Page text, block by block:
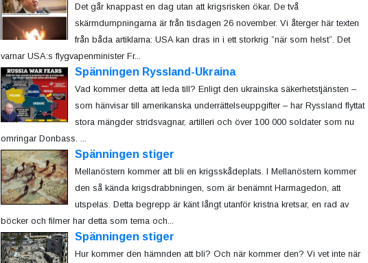
Det går knappast en dag utan att krigsrisken ökar. De två
skärmdumpningarna är från tisdagen 26 november. Vi återger här texten
från båda artiklarna: USA kan dras in i ett storkrig ”när som helst”. Det
varnar USA:s flygvapenminister Fr...
Spänningen Ryssland-Ukraina
Vad kommer detta att leda till? Enligt den ukrainska säkerhetstjänsten –
som hänvisar till amerikanska underrättelseuppgifter – har Ryssland flyttat
stora mängder stridsvagnar, artilleri och över 100 000 soldater som nu
omringar Donbass. ...
Spänningen stiger
Mellanöstern kommer att bli en krigsskådeplats. I Mellanöstern kommer
den så kända krigsdrabbningen, som är benämnt Harmagedon, att
utspelas. Detta begrepp är känt långt utanför kristna kretsar, en rad av
böcker och filmer har detta som tema och...
Spänningen stiger
Hur kommer den hämnden att bli? Och när kommer den? Vi vet inte när